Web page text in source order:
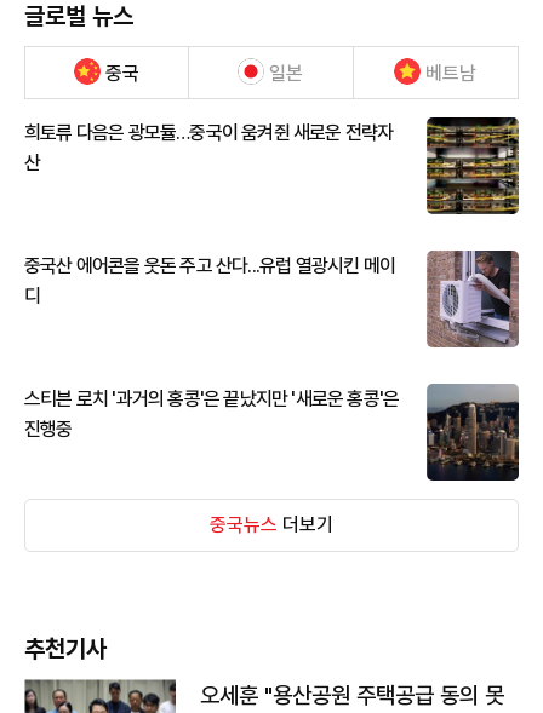
글로벌 뉴스
중국 일본 베트남
희토류 다음은 광모듈…중국이 움켜쥔 새로운 전략자
산
중국산 에어콘을 웃돈 주고 산다...유럽 열광시킨 메이
디
스티븐 로치 '과거의 홍콩'은 끝났지만 '새로운 홍콩'은
진행중
중국뉴스 더보기
추천기사
오세훈 "용산공원 주택공급 동의 못